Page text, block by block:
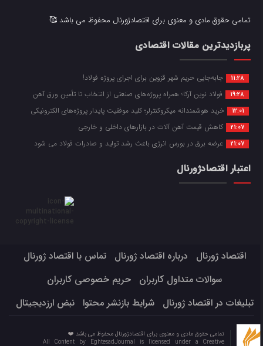
تمامی حقوق مادی و معنوی برای اقتصادژورنال محفوظ می باشد 🥰
پربازدیدترین مقالات اقتصادی
11:28 جابه‌جایی حریم شهر قزوین برای اجرای پروژه فولاد!
19:28 فولاد نوین آرکا؛ همراه پروژه‌های صنعتی از انتخاب تا تأمین ورق آهن
12:01 خرید هوشمندانه میکروکنترلر؛ کلید موفقیت پایدار پروژه‌های الکترونیکی
21:07 کاهش قیمت آهن آلات در بازارهای داخلی و خارجی
21:07 عرضه برق در بورس انرژی باعث رشد تولید و صادرات فولاد می شود
اعتبار اقتصادژورنال
اقتصاد ژورنال درباره اقتصاد ژورنال
تماس با اقتصاد ژورنال
سوالات متداول کاربران
حریم خصوصی کاربران
تبلیغات در اقتصاد ژورنال
شرایط بازنشر محتوا نبض ارزدیجیتال
تمامی حقوق مادی و معنوی برای اقتصادژورنال محفوظ می باشد ❤️
All Content by EghtesadJournal is licensed under a Creative